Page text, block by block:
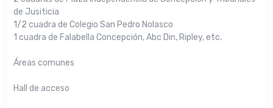
de Jusiticia
1/2 cuadra de Colegio San Pedro Nolasco
1 cuadra de Falabella Concepción, Abc Din, Ripley, etc.
Áreas comunes
Hall de acceso